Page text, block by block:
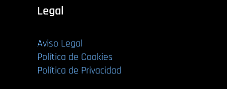
Legal
Aviso Legal
Política de Cookies
Política de Privacidad